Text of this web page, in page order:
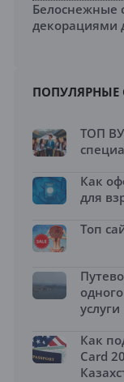
Белоснежные
декорациями
ПОПУЛЯРНЫЕ
ТОП
Как
для
Топ
услуги
Как
Card